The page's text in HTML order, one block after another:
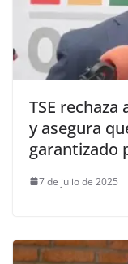
TSE
y asegura
garantizado
7 de julio de 2025